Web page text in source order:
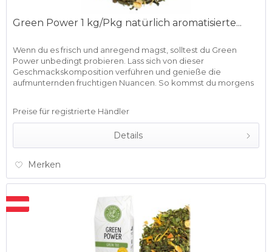
Green Power 1 kg/Pkg natürlich aromatisierte...
Wenn du es frisch und anregend magst, solltest du Green
Power unbedingt probieren. Lass sich von dieser
Geschmackskomposition verführen und genieße die
aufmunternden fruchtigen Nuancen. So kommst du morgens
Preise für registrierte Händler
Details
Merken